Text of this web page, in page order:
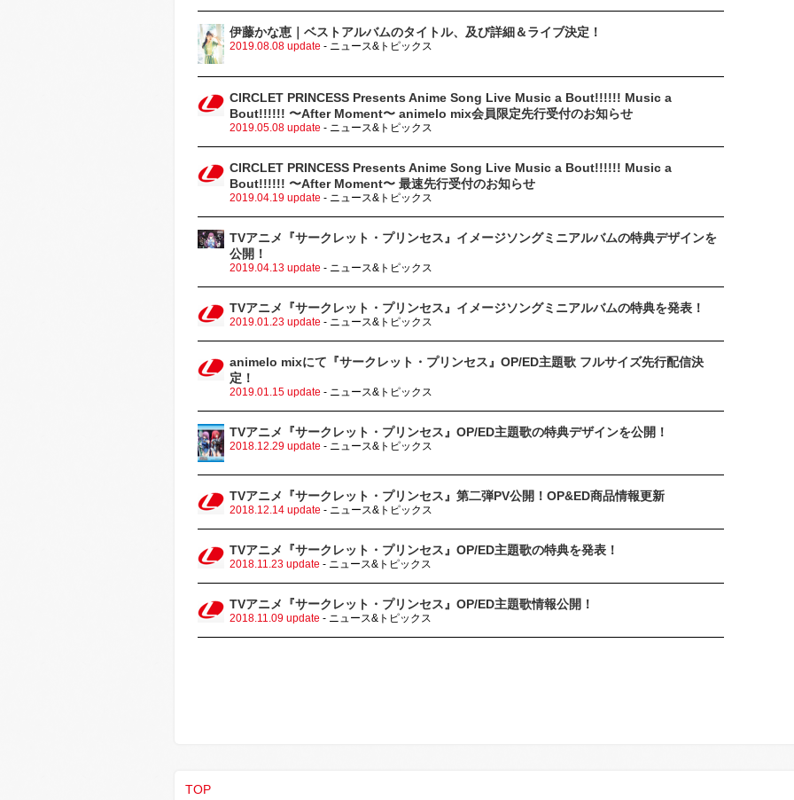
伊藤かな恵｜ベストアルバムのタイトル、及び詳細＆ライブ決定！
2019.08.08 update - ニュース&トピックス
CIRCLET PRINCESS Presents Anime Song Live Music a Bout!!!!!! Music a
Bout!!!!!! 〜After Moment〜 animelo mix会員限定先行受付のお知らせ
2019.05.08 update - ニュース&トピックス
CIRCLET PRINCESS Presents Anime Song Live Music a Bout!!!!!! Music a
Bout!!!!!! 〜After Moment〜 最速先行受付のお知らせ
2019.04.19 update - ニュース&トピックス
TVアニメ『サークレット・プリンセス』イメージソングミニアルバムの特典デザインを
公開！
2019.04.13 update - ニュース&トピックス
TVアニメ『サークレット・プリンセス』イメージソングミニアルバムの特典を発表！
2019.01.23 update - ニュース&トピックス
animelo mixにて『サークレット・プリンセス』OP/ED主題歌 フルサイズ先行配信決
定！
2019.01.15 update - ニュース&トピックス
TVアニメ『サークレット・プリンセス』OP/ED主題歌の特典デザインを公開！
2018.12.29 update - ニュース&トピックス
TVアニメ『サークレット・プリンセス』第二弾PV公開！OP&ED商品情報更新
2018.12.14 update - ニュース&トピックス
TVアニメ『サークレット・プリンセス』OP/ED主題歌の特典を発表！
2018.11.23 update - ニュース&トピックス
TVアニメ『サークレット・プリンセス』OP/ED主題歌情報公開！
2018.11.09 update - ニュース&トピックス
TOP